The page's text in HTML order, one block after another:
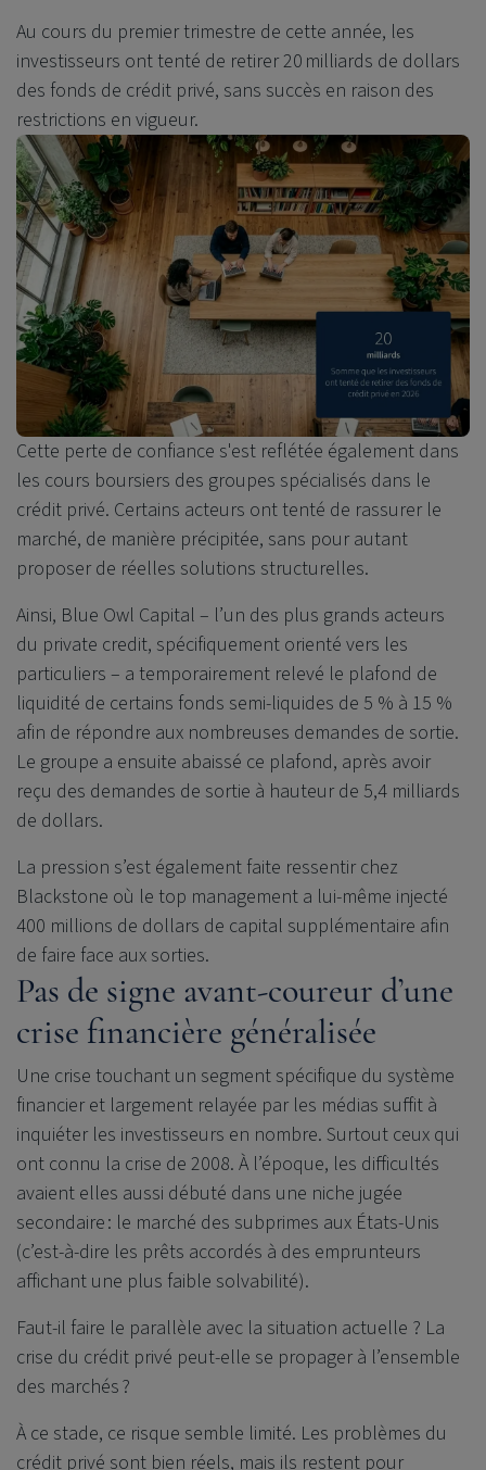
Au cours du premier trimestre de cette année, les
investisseurs ont tenté de retirer 20 milliards de dollars
des fonds de crédit privé, sans succès en raison des
restrictions en vigueur.
Cette perte de confiance s'est reflétée également dans
les cours boursiers des groupes spécialisés dans le
crédit privé. Certains acteurs ont tenté de rassurer le
marché, de manière précipitée, sans pour autant
proposer de réelles solutions structurelles.
Ainsi, Blue Owl Capital – l’un des plus grands acteurs
du private credit, spécifiquement orienté vers les
particuliers – a temporairement relevé le plafond de
liquidité de certains fonds semi-liquides de 5 % à 15 %
afin de répondre aux nombreuses demandes de sortie.
Le groupe a ensuite abaissé ce plafond, après avoir
reçu des demandes de sortie à hauteur de 5,4 milliards
de dollars.
La pression s’est également faite ressentir chez
Blackstone où le top management a lui-même injecté
400 millions de dollars de capital supplémentaire afin
de faire face aux sorties.
Pas de signe avant-coureur d’une
crise financière généralisée
Une crise touchant un segment spécifique du système
financier et largement relayée par les médias suffit à
inquiéter les investisseurs en nombre. Surtout ceux qui
ont connu la crise de 2008. À l’époque, les difficultés
avaient elles aussi débuté dans une niche jugée
secondaire : le marché des subprimes aux États-Unis
(c’est-à-dire les prêts accordés à des emprunteurs
affichant une plus faible solvabilité).
Faut-il faire le parallèle avec la situation actuelle ? La
crise du crédit privé peut-elle se propager à l’ensemble
des marchés ?
À ce stade, ce risque semble limité. Les problèmes du
crédit privé sont bien réels, mais ils restent pour